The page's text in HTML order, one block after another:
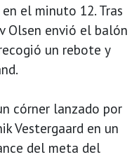
el minuto 12. Tras
Olsen envió el balón
un rebote y
córner lanzado por
Vestergaard en un
del meta del